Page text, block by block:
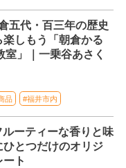
五代・百三年の歴史
楽しもう「朝倉かる
室」｜一乗谷あさく
品 #福井市内
ルーティーな香りと味
ひとつだけのオリジ
ト